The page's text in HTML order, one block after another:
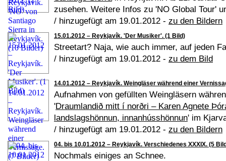
zusehen. Weitere Infos zu 'NO Global Tour'
/ hinzugefügt am 19.01.2012 - zu den Bildern
15.01.2012 – Reykjavík. 'Der Musiker'. (1 Bild)
Streetart? Naja, wie auch immer, auf jeden
/ hinzugefügt am 19.01.2012 - zu dem Bild
14.01.2012 – Reykjavík. Weingläser während einer
Aufnahmen von gefüllten Weingläsern
'Draumlandið mitt í norðri – Karen Agnete
landslagshönnun, innanhússhönnun' im
/ hinzugefügt am 19.01.2012 - zu den Bildern
04. bis 10.01.2012 – Reykjavík. Verschiedenes XXXIX. (5
Nochmals einiges an Schnee.